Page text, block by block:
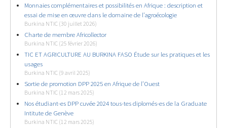
Monnaies complémentaires et possibilités en Afrique : description et
essai de mise en œuvre dans le domaine de l’agroécologie
Burkina NTIC (30 juillet 2026)
Charte de membre Africollector
Burkina NTIC (25 février 2026)
TIC ET AGRICULTURE AU BURKINA FASO Étude sur les pratiques et les
usages
Burkina NTIC (9 avril 2025)
Sortie de promotion DPP 2025 en Afrique de l’Ouest
Burkina NTIC (12 mars 2025)
Nos étudiant-es DPP cuvée 2024 tous-tes diplomés-es de la Graduate
Intitute de Genève
Burkina NTIC (12 mars 2025)